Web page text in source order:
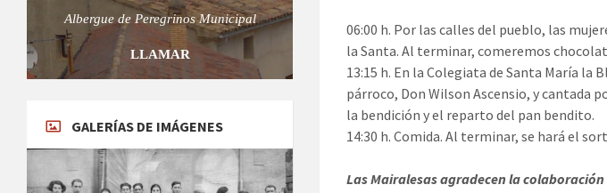
06:00 h. Por las calles del pueblo, las
la Santa. Al terminar, comeremos
13:15 h. En la Colegiata de Santa María la
párroco, Don Wilson Ascensio, y cantada
la bendición y el reparto del pan bendito.
14:30 h. Comida. Al terminar, se hará el
Las Mairalesas agradecen la
Albergue de Peregrinos Municipal
LLAMAR
GALERÍAS DE IMÁGENES